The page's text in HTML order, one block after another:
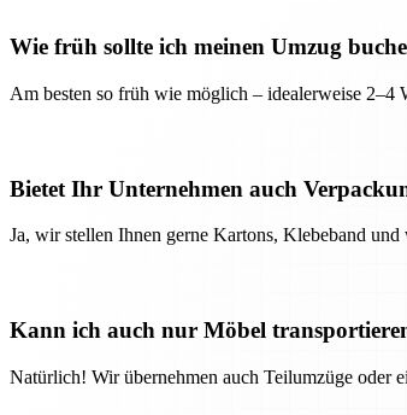
Wie früh sollte ich meinen Umzug
Am besten so früh wie möglich – idealerweise
Bietet Ihr Unternehmen auch
Ja, wir stellen Ihnen gerne Kartons, Klebeband
Kann ich auch nur Möbel
Natürlich! Wir übernehmen auch Teilumzüge oder